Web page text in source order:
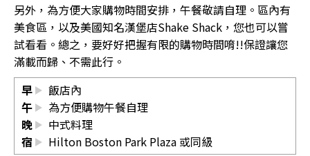
另外，為方便大家購物時間安排，午餐敬請自理。區內有
美食區，以及美國知名漢堡店Shake Shack，您也可以嘗
試看看。總之，要好好把握有限的購物時間唷!!保證讓您
滿載而歸、不需此行。
早
飯店內
午
為方便購物午餐自理
晚
中式料理
宿
Hilton Boston Park Plaza 或同級